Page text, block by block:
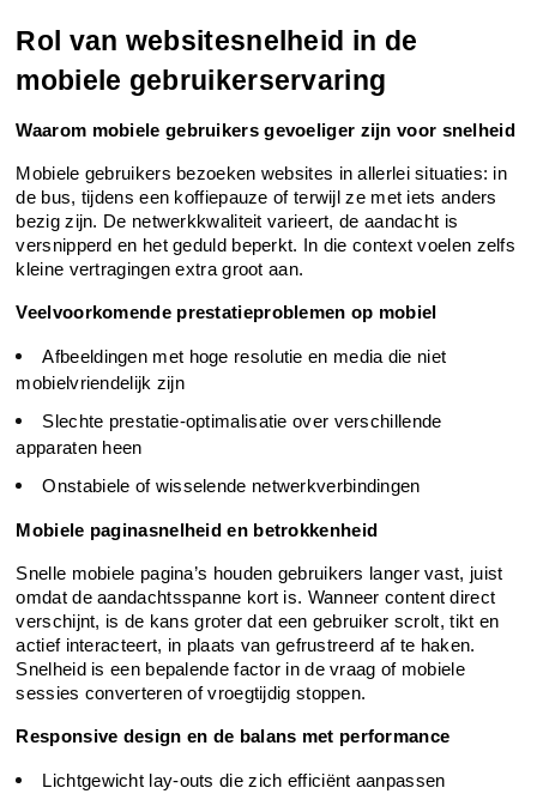
Rol van websitesnelheid in de
mobiele gebruikerservaring
Waarom mobiele gebruikers gevoeliger zijn voor snelheid
Mobiele gebruikers bezoeken websites in allerlei situaties: in
de bus, tijdens een koffiepauze of terwijl ze met iets anders
bezig zijn. De netwerkkwaliteit varieert, de aandacht is
versnipperd en het geduld beperkt. In die context voelen zelfs
kleine vertragingen extra groot aan.
Veelvoorkomende prestatieproblemen op mobiel
Afbeeldingen met hoge resolutie en media die niet
mobielvriendelijk zijn
Slechte prestatie-optimalisatie over verschillende
apparaten heen
Onstabiele of wisselende netwerkverbindingen
Mobiele paginasnelheid en betrokkenheid
Snelle mobiele pagina’s houden gebruikers langer vast, juist
omdat de aandachtsspanne kort is. Wanneer content direct
verschijnt, is de kans groter dat een gebruiker scrolt, tikt en
actief interacteert, in plaats van gefrustreerd af te haken.
Snelheid is een bepalende factor in de vraag of mobiele
sessies converteren of vroegtijdig stoppen.
Responsive design en de balans met performance
Lichtgewicht lay-outs die zich efficiënt aanpassen